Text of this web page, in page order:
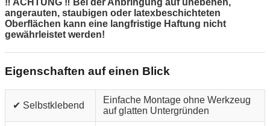
‼ ACHTUNG ‼ Bei der Anbringung auf unebenen,
angerauten, staubigen oder latexbeschichteten
Oberflächen kann eine langfristige Haftung nicht
gewährleistet werden!
Eigenschaften auf einen Blick
✔ Selbstklebend
Einfache Montage ohne Werkzeug
auf glatten Untergründen